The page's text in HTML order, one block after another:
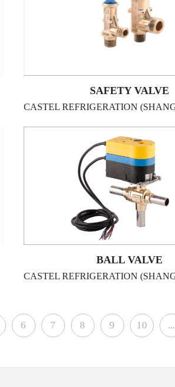
SAFETY VALVE
BALL VALVE
6 7 8 9 10 ...